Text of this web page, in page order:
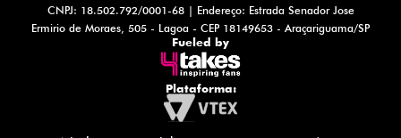
CNPJ: 18.502.792/0001-68 | Endereço: Estrada Senador Jose
Ermirio de Moraes, 505 - Lagoa - CEP 18149653 - Araçariguama/SP
Fueled by
Plataforma: